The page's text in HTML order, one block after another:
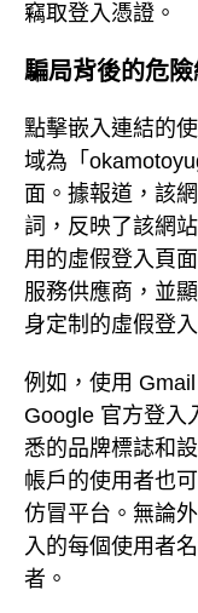
竊取登入憑證。
騙局背後的危
點擊嵌入連結的
域為「
面。據報道，該
詞，反映了該網
用的虛假登入頁
服務供應商，並
身定制的虛假登
例如，使用
Google 官方登入
悉的品牌標誌和
帳戶的使用者也
仿冒平台。無論
入的每個使用者
者。